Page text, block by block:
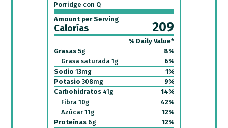
Porridge con Q
Amount per Serving
Calorías 209
% Daily Value*
Grasas 5g 8%
Grasa saturada 1g 6%
Sodio 13mg 1%
Potasio 308mg 9%
Carbohidratos 41g 14%
Fibra 10g 42%
Azúcar 11g 12%
Proteínas 6g 12%